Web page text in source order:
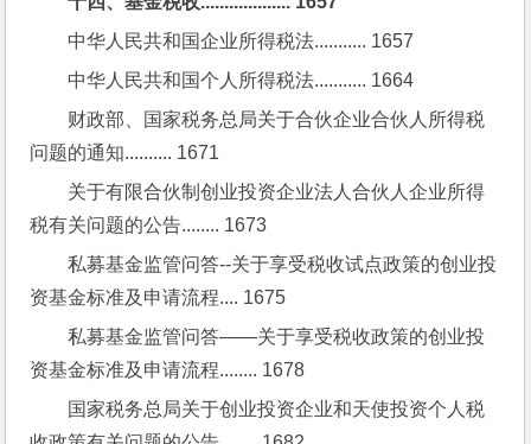
中华人民共和国企业所得税法........... 1657
中华人民共和国个人所得税法........... 1664
财政部、国家税务总局关于合伙企业合伙人所得税
问题的通知.......... 1671
关于有限合伙制创业投资企业法人合伙人企业所得
税有关问题的公告........ 1673
私募基金监管问答--关于享受税收试点政策的创业投
资基金标准及申请流程.... 1675
私募基金监管问答——关于享受税收政策的创业投
资基金标准及申请流程........ 1678
国家税务总局关于创业投资企业和天使投资个人税